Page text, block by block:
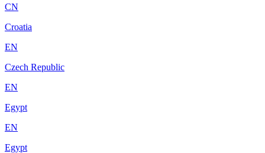
CN
Croatia
EN
Czech Republic
EN
Egypt
EN
Egypt